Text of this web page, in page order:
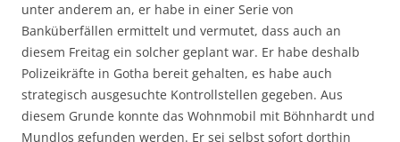
unter anderem an, er habe in einer Serie von
Banküberfällen ermittelt und vermutet, dass auch an
diesem Freitag ein solcher geplant war. Er habe deshalb
Polizeikräfte in Gotha bereit gehalten, es habe auch
strategisch ausgesuchte Kontrollstellen gegeben. Aus
diesem Grunde konnte das Wohnmobil mit Böhnhardt und
Mundlos gefunden werden. Er sei selbst sofort dorthin